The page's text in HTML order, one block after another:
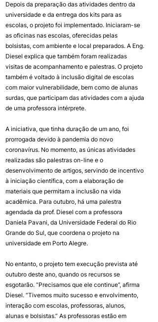
Depois da preparação das atividades dentro da
universidade e da entrega dos kits para as
escolas, o projeto foi implementado. Iniciaram-se
as oficinas nas escolas, oferecidas pelas
bolsistas, com ambiente e local preparados. A Eng.
Diesel explica que também foram realizadas
visitas de acompanhamento e palestras. O projeto
também é voltado à inclusão digital de escolas
com maior vulnerabilidade, bem como de alunas
surdas, que participam das atividades com a ajuda
de uma professora intérprete.
A iniciativa, que tinha duração de um ano, foi
prorrogada devido à pandemia do novo
coronavírus. No momento, as únicas atividades
realizadas são palestras on-line e o
desenvolvimento de artigos, servindo de incentivo
à iniciação científica, com a elaboração de
materiais que permitam a inclusão na vida
acadêmica. Para outubro, há uma palestra
agendada da prof. Diesel com a professora
Daniela Pavani, da Universidade Federal do Rio
Grande do Sul, que coordena o projeto na
universidade em Porto Alegre.
No entanto, o projeto tem execução prevista até
outubro deste ano, quando os recursos se
esgotarão. “Precisamos que ele continue”, afirma
Diesel. “Tivemos muito sucesso e envolvimento,
interação com escolas, professoras, alunos,
alunas e bolsistas.” As professoras estão em